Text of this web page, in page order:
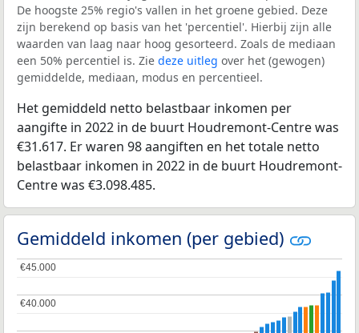
De hoogste 25% regio's vallen in het groene gebied. Deze
zijn berekend op basis van het 'percentiel'. Hierbij zijn alle
waarden van laag naar hoog gesorteerd. Zoals de mediaan
een 50% percentiel is. Zie deze uitleg over het (gewogen)
gemiddelde, mediaan, modus en percentieel.
Het gemiddeld netto belastbaar inkomen per
aangifte in 2022 in de buurt Houdremont-Centre was
€31.617. Er waren 98 aangiften en het totale netto
belastbaar inkomen in 2022 in de buurt Houdremont-
Centre was €3.098.485.
Gemiddeld inkomen (per gebied)
€40.000
€40.000
€45.000
€45.000